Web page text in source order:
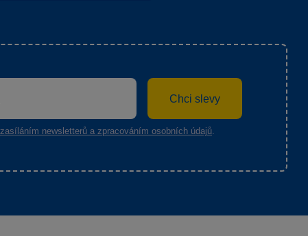
Chci slevy
zasíláním newsletterů a zpracováním osobních údajů